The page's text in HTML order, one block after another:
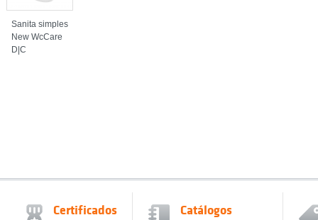
Sanita simples
New WcCare
D|C
Certificados Catálogos